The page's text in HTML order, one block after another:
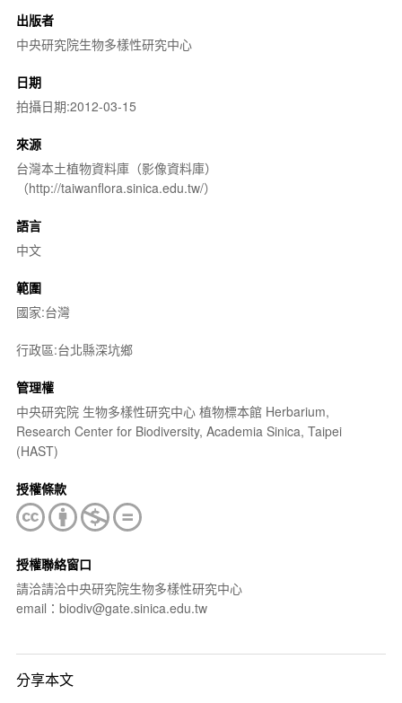
出版者
中央研究院生物多樣性研究中心
日期
拍攝日期:2012-03-15
來源
台灣本土植物資料庫（影像資料庫）
（http://taiwanflora.sinica.edu.tw/）
語言
中文
範圍
國家:台灣
行政區:台北縣深坑鄉
管理權
中央研究院 生物多樣性研究中心 植物標本館 Herbarium,
Research Center for Biodiversity, Academia Sinica, Taipei
(HAST)
授權條款
授權聯絡窗口
請洽請洽中央研究院生物多樣性研究中心
email：biodiv@gate.sinica.edu.tw
分享本文